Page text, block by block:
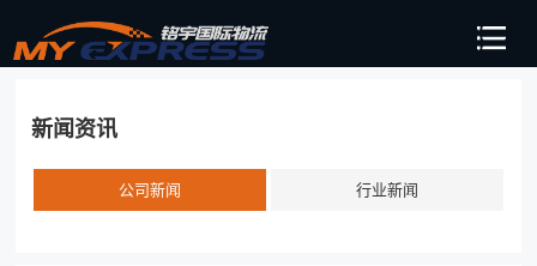
新闻资讯
公司新闻 行业新闻